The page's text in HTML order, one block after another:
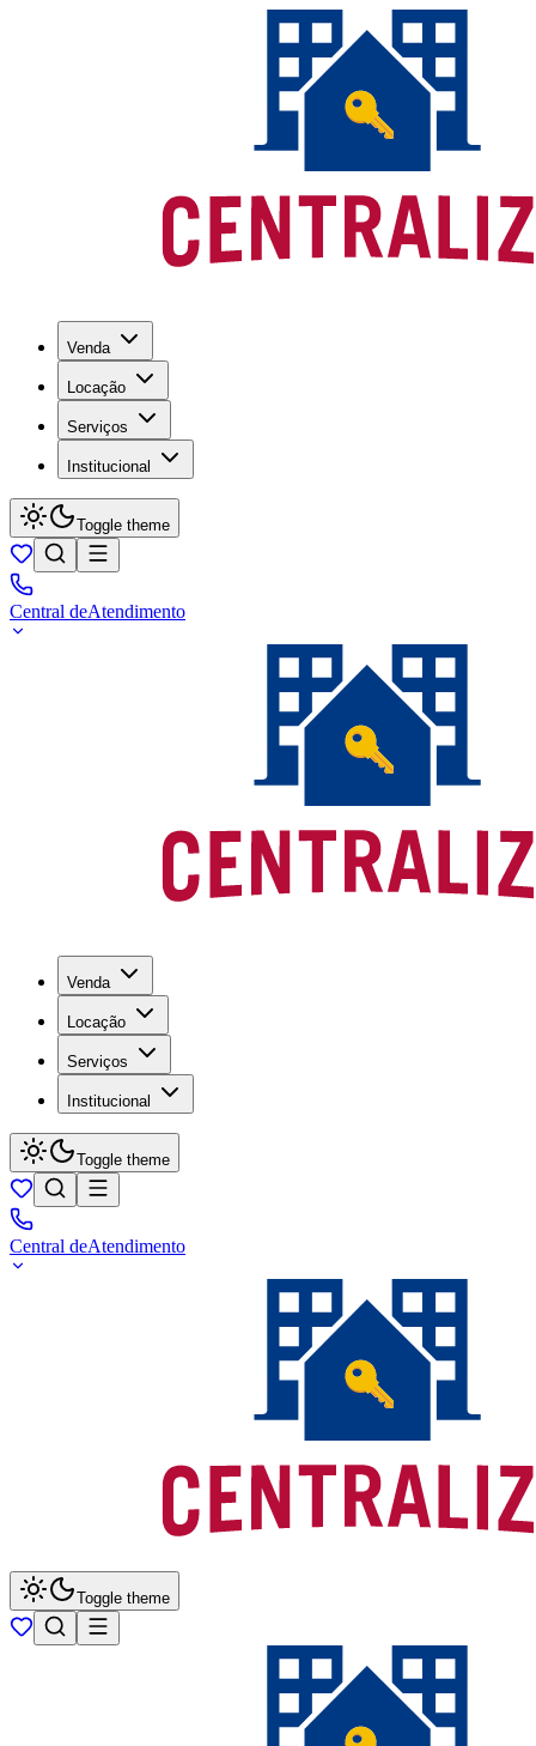
Venda
Locação
Serviços
Institucional
Toggle theme
Central deAtendimento
Venda
Locação
Serviços
Institucional
Toggle theme
Central deAtendimento
Toggle theme